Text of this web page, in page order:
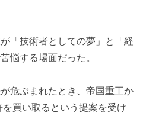
「技術者としての夢」と「経
悩する場面だった。
危ぶまれたとき、帝国重工か
買い取るという提案を受け